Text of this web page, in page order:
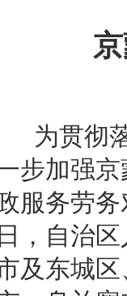
为贯彻落
步加强
服务劳
日，自治
及东城